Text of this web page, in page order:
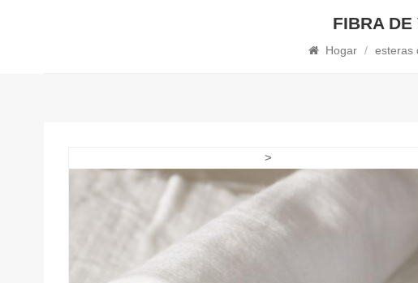
FIBRA DE
Hogar / esteras
>